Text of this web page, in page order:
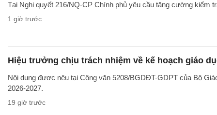
Tại Nghị quyết 216/NQ-CP Chính phủ yêu cầu tăng cường kiểm
1 giờ trước
Hiệu trưởng chịu trách nhiệm về kế hoạch giáo
Nội dung đươc nêu tại Công văn 5208/BGDĐT-GDPT của Bộ
2026-2027.
19 giờ trước